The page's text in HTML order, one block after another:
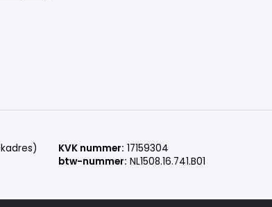
KVK nummer: 17159304
btw-nummer: NL1508.16.741.B01